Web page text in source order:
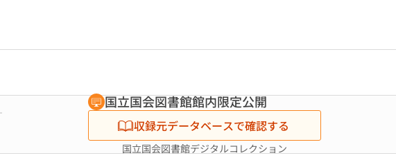
国立国会図書館館内限定公開
収録元データベースで確認する
国立国会図書館デジタルコレクション